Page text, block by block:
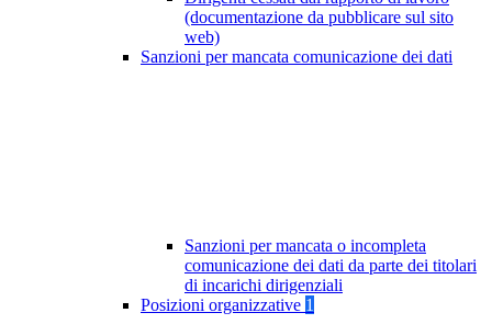
(documentazione da pubblicare sul sito
web)
Sanzioni per mancata comunicazione dei dati
Sanzioni per mancata o incompleta
comunicazione dei dati da parte dei titolari
di incarichi dirigenziali
Posizioni organizzative 1